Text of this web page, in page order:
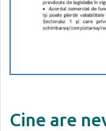
Cine are